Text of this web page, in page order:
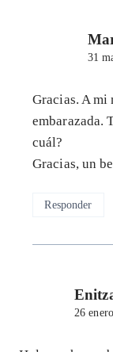
31
Gracias. A mi
embarazada.
cuál?
Gracias, un
Responder
26